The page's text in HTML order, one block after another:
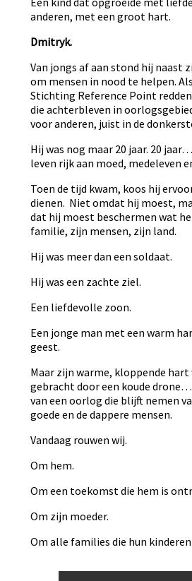
anderen, met een groot hart.
Dmitryk.
Van jongs af aan stond hij naast
om mensen in nood te helpen.
Stichting Reference Point
die achterbleven in
voor anderen, juist in de
Hij was nog maar 20 jaar. 20
leven rijk aan moed, medeleven
Toen de tijd kwam, koos hij
dienen. Niet omdat hij moest,
dat hij moest beschermen wat
familie, zijn mensen, zijn land.
Hij was meer dan een soldaat.
Hij was een zachte ziel.
Een liefdevolle zoon.
Een jonge man met een warm
geest.
Maar zijn warme, kloppende
gebracht door een koude
van een oorlog die blijft nemen
goede en de dappere mensen.
Vandaag rouwen wij.
Om hem.
Om een toekomst die hem is
Om zijn moeder.
Om alle families die hun